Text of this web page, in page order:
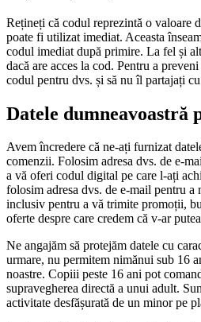
Rețineți că codul reprezintă o valoare
poate fi utilizat imediat. Aceasta
codul imediat după primire. La fel și
dacă are acces la cod. Pentru a
codul pentru dvs. și să nu îl partajați
Datele dumneavoastră
Avem încredere că ne-ați furnizat
comenzii. Folosim adresa dvs. de e-
a vă oferi codul digital pe care l-ați
folosim adresa dvs. de e-mail pentru a
inclusiv pentru a vă trimite promoții,
oferte despre care credem că v-ar
Ne angajăm să protejăm datele cu
urmare, nu permitem nimănui sub 16
noastre. Copiii peste 16 ani pot
supravegherea directă a unui adult.
activitate desfășurată de un minor pe